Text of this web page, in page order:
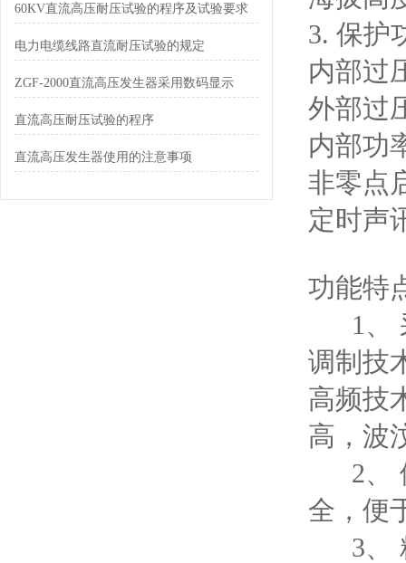
60KV直流高压耐压试验的程序及试验要求
电力电缆线路直流耐压试验的规定
ZGF-2000直流高压发生器采用数码显示
直流高压耐压试验的程序
直流高压发生器使用的注意事项
3. 保护
内部过
外部过
内部功
非零点
定时声
功能特
1、
调制技
高频技
高，波
2、
全，便
3、